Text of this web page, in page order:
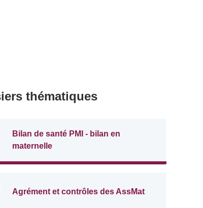
thématiques
Bilan de santé PMI - bilan en
maternelle
Agrément et contrôles des AssMat